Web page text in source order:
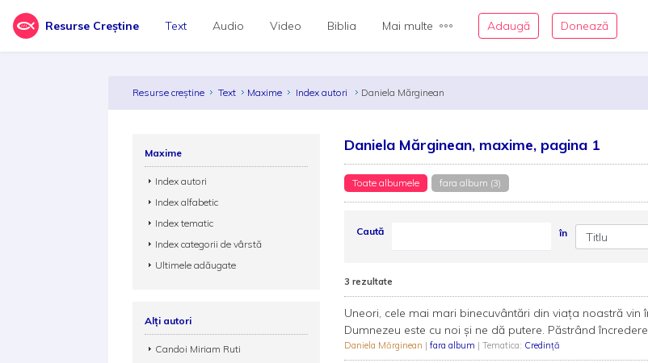
Resurse Creștine Text Audio Video Biblia Mai multe Adaugă Donează
Resurse creștine Text Maxime Index autori Daniela Mărginean
Daniela Mărginean, maxime, pagina 1
Toate albumele fara album (3)
Caută în
3 rezultate
Uneori, cele mai mari binecuvântări din viața noastră
Dumnezeu este cu noi și ne dă putere. Păstrând
Daniela Mărginean | fara album | Tematica: Credință
Maxime
Index autori
Index alfabetic
Index tematic
Index categorii de vârstă
Ultimele adăugate
Alți autori
Candoi Miriam Ruti